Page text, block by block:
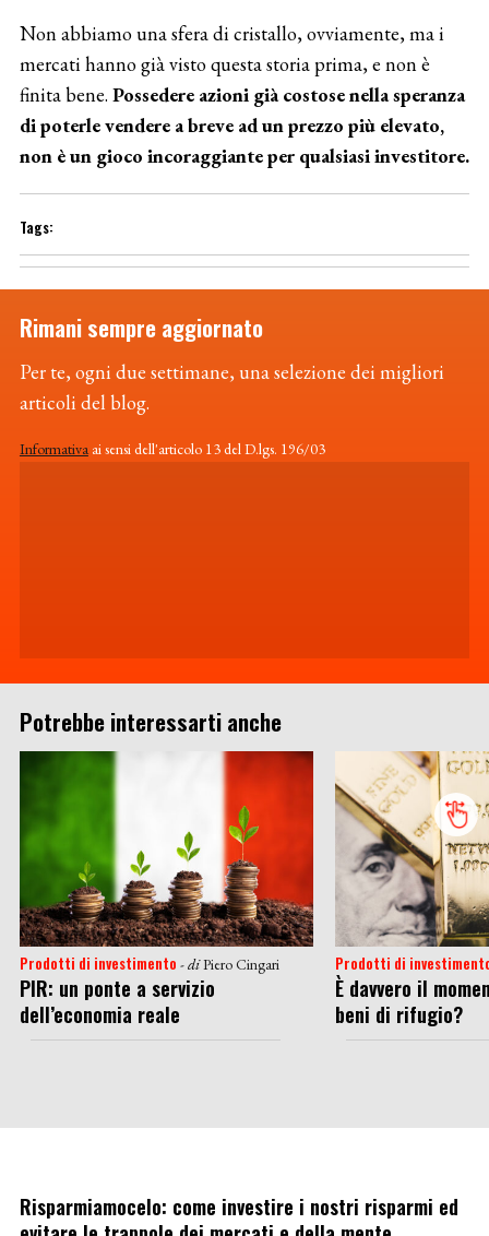
Non abbiamo una sfera di cristallo, ovviamente, ma i
mercati hanno già visto questa storia prima, e non è
finita bene. Possedere azioni già costose nella speranza
di poterle vendere a breve ad un prezzo più elevato,
non è un gioco incoraggiante per qualsiasi investitore.
Rimani sempre aggiornato
Per te, ogni due settimane, una selezione dei migliori
articoli del blog.
Informativaai sensi dell'articolo 13 del D.lgs. 196/03
Potrebbe interessarti anche
Prodotti di investimento - diPiero Cingari
PIR: un ponte a servizio
dell’economia reale
Prodotti di
È davvero il
beni di rifugio?
Risparmiamocelo: come investire i nostri risparmi ed